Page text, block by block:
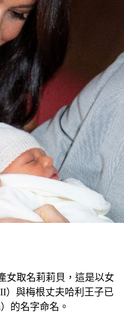
女取名莉莉貝，這是以女
II）與梅根丈夫哈利王子已
的名字命名。